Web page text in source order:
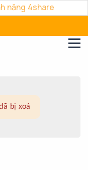
năng 4share
bị xoá